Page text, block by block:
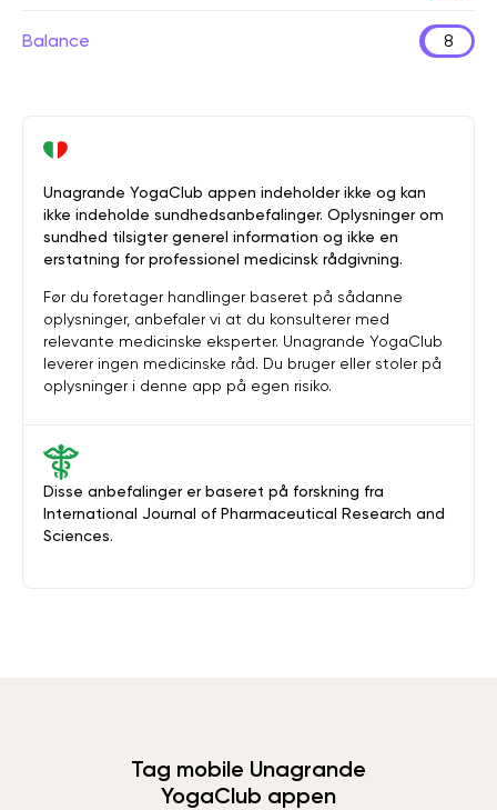
Balance 8
Disse anbefalinger er baseret på forskning fra
International Journal of Pharmaceutical Research and
Sciences.
Unagrande YogaClub appen indeholder ikke og kan
ikke indeholde sundhedsanbefalinger. Oplysninger om
sundhed tilsigter generel information og ikke en
erstatning for professionel medicinsk rådgivning.
Før du foretager handlinger baseret på sådanne
oplysninger, anbefaler vi at du konsulterer med
relevante medicinske eksperter. Unagrande YogaClub
leverer ingen medicinske råd. Du bruger eller stoler på
oplysninger i denne app på egen risiko.
Tag mobile Unagrande
YogaClub appen